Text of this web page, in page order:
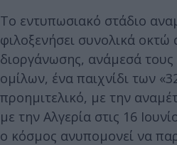
Το εντυπωσιακό στάδιο
φιλοξενήσει συνολικά οκτώ
διοργάνωσης, ανάμεσά
ομίλων, ένα παιχνίδι των
προημιτελικό, με την
με την Αλγερία στις 16
ο κόσμος ανυπομονεί να